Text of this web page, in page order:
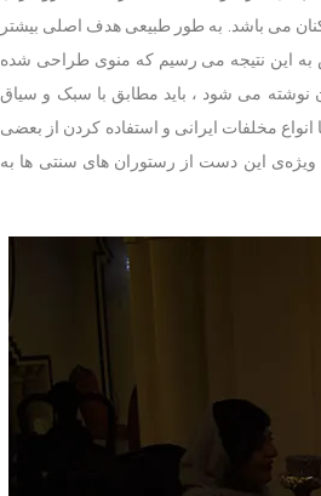
می باشد. به طور طبیعی هدف اصلی بیشتر
این نتیجه می رسیم که منوی طراحی شده
نوشته می شود ، باید مطابق با سبک و سیاق
مخلفات ایرانی و استفاده کردن از بعضی
این دست از رستوران های سنتی ها به